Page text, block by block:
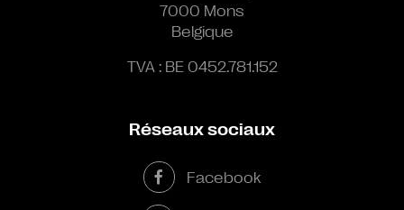
7000 Mons
Belgique
TVA : BE 0452.781.152
Réseaux sociaux
Facebook